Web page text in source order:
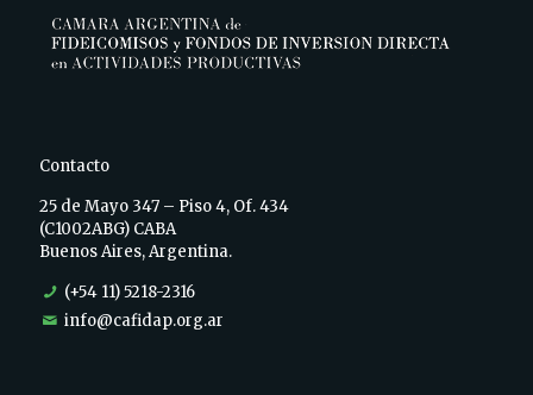
Contacto
25 de Mayo 347 – Piso 4, Of. 434
(C1002ABG) CABA
Buenos Aires, Argentina.
(+54 11) 5218-2316
info@cafidap.org.ar